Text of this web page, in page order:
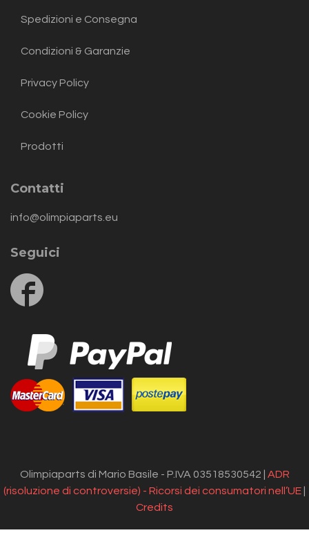
Spedizioni e Consegna
Condizioni & Garanzie
Privacy Policy
Cookie Policy
Prodotti
Contatti
info@olimpiaparts.eu
Seguici
us
Olimpiaparts di Mario Basile - P.IVA 03518530542 | ADR
(risoluzione di controversie) - Ricorsi dei consumatori nell’UE
Credits